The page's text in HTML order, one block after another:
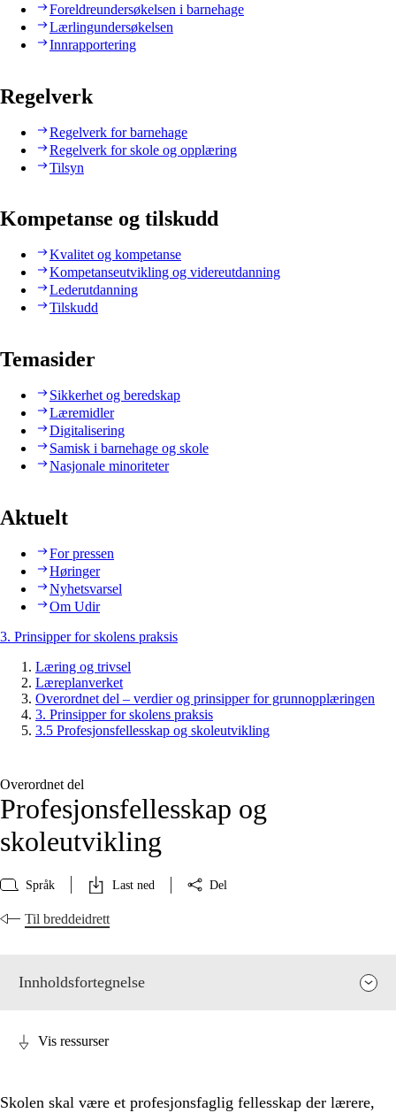
Foreldreundersøkelsen i barnehage
Lærlingundersøkelsen
Innrapportering
Regelverk
Regelverk for barnehage
Regelverk for skole og opplæring
Tilsyn
Kompetanse og tilskudd
Kvalitet og kompetanse
Kompetanseutvikling og videreutdanning
Lederutdanning
Tilskudd
Temasider
Sikkerhet og beredskap
Læremidler
Digitalisering
Samisk i barnehage og skole
Nasjonale minoriteter
Aktuelt
For pressen
Høringer
Nyhetsvarsel
Om Udir
3. Prinsipper for skolens praksis
Læring og trivsel
Læreplanverket
Overordnet del – verdier og prinsipper for grunnopplæringen
3. Prinsipper for skolens praksis
3.5 Profesjonsfellesskap og skoleutvikling
Overordnet del
Profesjonsfellesskap og
skoleutvikling
Språk Last ned Del
Til breddeidrett
Innholdsfortegnelse
Vis ressurser
Skolen skal være et profesjonsfaglig fellesskap der lærere,